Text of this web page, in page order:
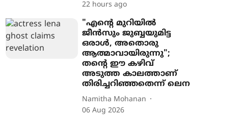
22 hours ago
"എന്‍റെ മുറിയിൽ
ജീൻസും ജുബ്ബയുമിട്ട
ഒരാൾ, അതൊരു
ആത്മാവായിരുന്നു";
തന്‍റെ ഈ കഴിവ്
അടുത്ത കാലത്താണ്
തിരിച്ചറിഞ്ഞതെന്ന് ലെന
Namitha Mohanan
06 Aug 2026